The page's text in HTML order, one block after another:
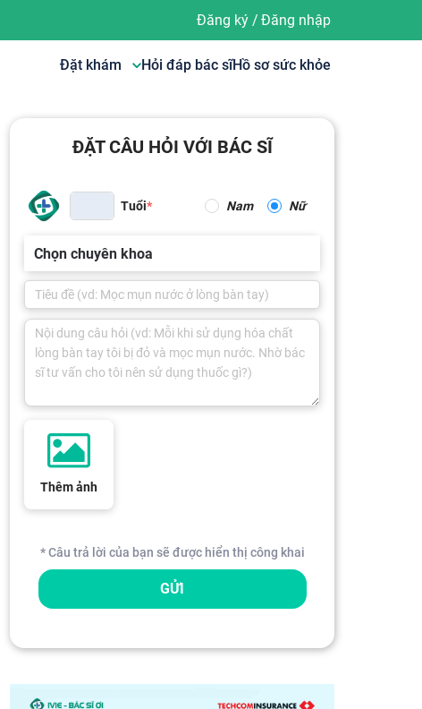
Đăng ký/ Đăng nhập
Đặt khám Hỏi đáp bác sĩHồ sơ sức khỏe
ĐẶT CÂU HỎI VỚI BÁC SĨ
Tuổi Nam Nữ
Chọn chuyên khoa
Thêm ảnh
* Câu trả lời của bạn sẽ được hiển thị công khai
GỬI